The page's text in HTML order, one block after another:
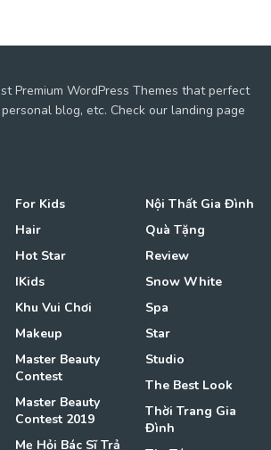
Premium WordPress Themes that perfect
blog, etc. Check our landing page
For Kids
Hair
Hot Star
IKids
Khu Vui Chơi
Makeup
Master Beauty
Contest
Master Beauty
Contest 2019
Mẹ Hỏi Bác Sĩ Trả
Nội Thất Gia Đình
Quà Tặng
Review
Snow White
Spa
Star
Studio
The Best Look
Thời Trang Gia
Đình